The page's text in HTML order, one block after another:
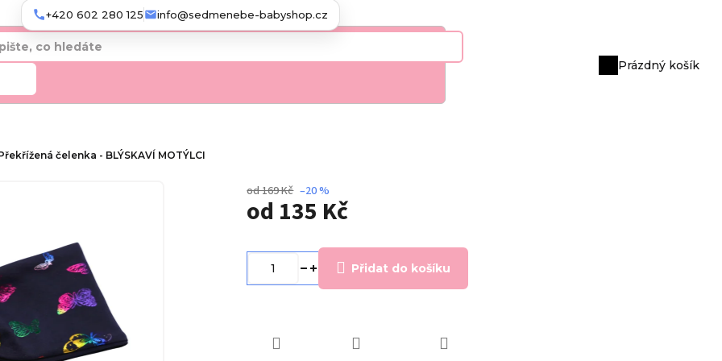
Nákupní
Prázdný košík
čelenka - BLÝSKAVÍ MOTÝLCI
od 169 Kč –20 %
od 135 Kč
cena:
Přidat do košíku
+420 602 280 125 info@sedmenebe-babyshop.cz